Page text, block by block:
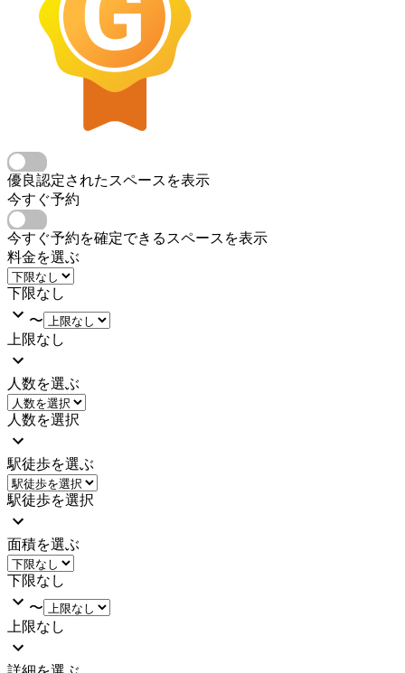
優良認定されたスペースを表示
今すぐ予約
今すぐ予約を確定できるスペースを表示
料金を選ぶ
下限なし
〜
上限なし
人数を選ぶ
人数を選択
駅徒歩を選ぶ
駅徒歩を選択
面積を選ぶ
下限なし
〜
上限なし